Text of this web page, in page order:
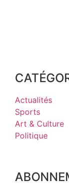
Actualités
Sports
Art & Culture
Politique